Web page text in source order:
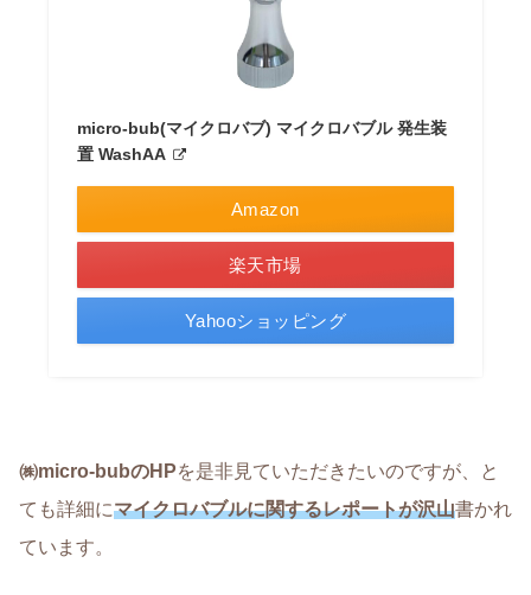
micro-bub(マイクロバブ) マイクロバブル 発生装
置 WashAA
Amazon
楽天市場
Yahooショッピング
㈱micro-bubのHPを是非見ていただきたいのですが、と
ても詳細にマイクロバブルに関するレポートが沢山書かれ
ています。